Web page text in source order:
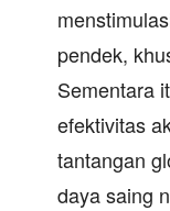
pendek,
Sementara
efektivitas
tantangan
daya saing